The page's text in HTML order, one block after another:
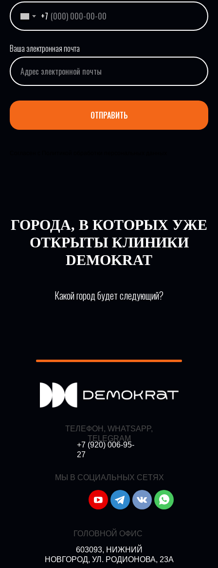
+7
Ваша электронная почта
ОТПРАВИТЬ
ГОРОДА, В КОТОРЫХ УЖЕ
ОТКРЫТЫ КЛИНИКИ
DEMOKRAT
Какой город будет следующий?
ГОЛОВНОЙ ОФИС
ТЕЛЕФОН, WHATSAPP,
TELEGRAM
МЫ В СОЦИАЛЬНЫХ СЕТЯХ
603093, НИЖНИЙ
НОВГОРОД, УЛ. РОДИОНОВА, 23А
+7 (920) 006-95-
27